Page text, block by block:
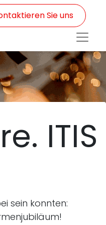
Sie uns
ITIS
sein konnten: